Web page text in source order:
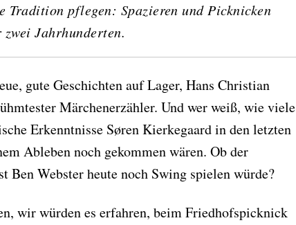
Tradition pflegen: Spazieren und Picknicken
Jahrhunderten.
gute Geschichten auf Lager, Hans Christian
Märchenerzähler. Und wer weiß, wie viele
Erkenntnisse Søren Kierkegaard in den letzten
Ableben noch gekommen wären. Ob der
Ben Webster heute noch Swing spielen würde?
wir würden es erfahren, beim Friedhofspicknick